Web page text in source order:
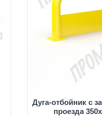
Дуга-отбойник с
проезда